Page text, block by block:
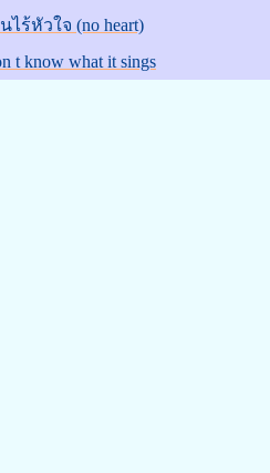
ร้หัวใจ (no heart)
t know what it sings